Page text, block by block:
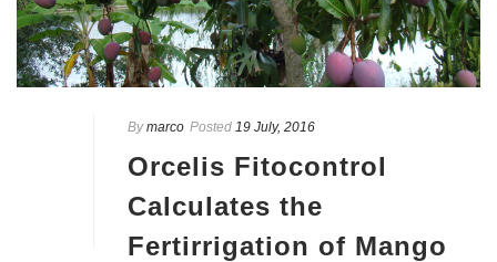
By marco Posted 19 July, 2016
Orcelis Fitocontrol
Calculates the
Fertirrigation of Mango